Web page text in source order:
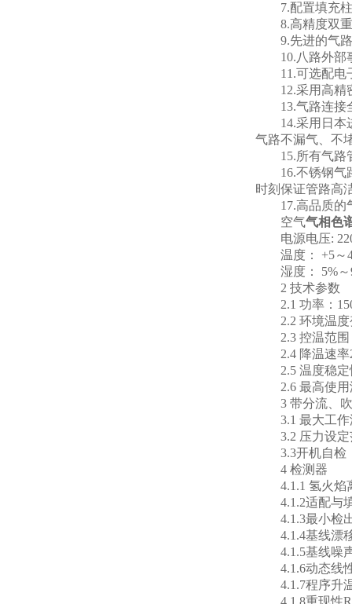
7.配置填充柱
8.高精度双重
9.先进的气路
10.八路外部
11.可选配电子
12.采用高精密
13.气路连接全
14.采用日本进
气路不漏气、不
15.所有气路管
16.不锈钢气路
时刻保证管路高
17.高品质的气
空气气相色
电源电压:
温度： +5～
湿度： 5%～
2 技术参数
2.1 功率：
2.2 环境温度
2.3 控温范围
2.4 降温速率
2.5 温度稳定
2.6 最高使用
3 带分流、吹
3.1 最大工作
3.2 压力设定
3.3开机自检
4 检测器
4.1.1 氢火焰
4.1.2适配与填
4.1.3最小检出
4.1.4基线漂移
4.1.5基线噪
4.1.6动态线性
4.1.7程序升
4.1.8重现性